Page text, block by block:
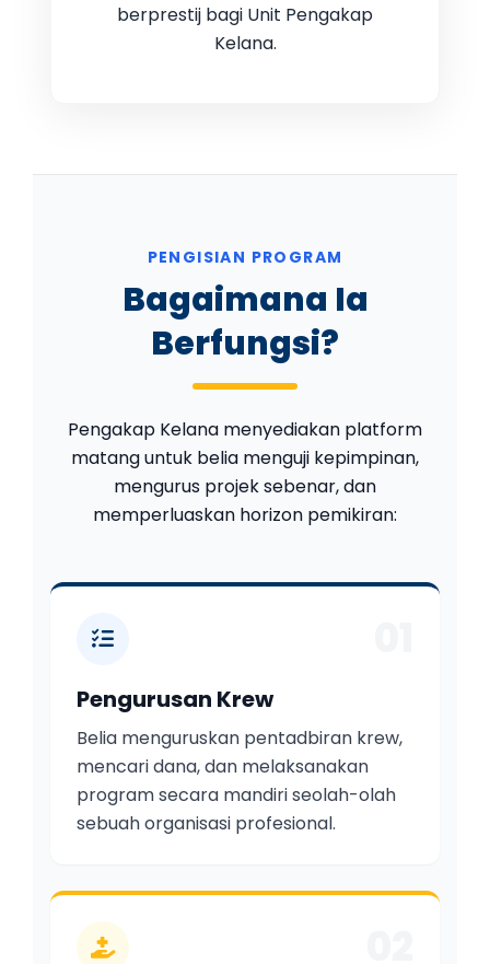
berprestij bagi Unit Pengakap
Kelana.
PENGISIAN PROGRAM
Bagaimana Ia
Berfungsi?
Pengakap Kelana menyediakan platform
matang untuk belia menguji kepimpinan,
mengurus projek sebenar, dan
memperluaskan horizon pemikiran:
Pengurusan Krew
Belia menguruskan pentadbiran krew,
mencari dana, dan melaksanakan
program secara mandiri seolah-olah
sebuah organisasi profesional.